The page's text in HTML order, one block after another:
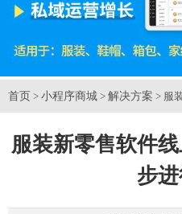
首页 > 小程序商城 > 解决方案 > 服
服装新零售软件
步进